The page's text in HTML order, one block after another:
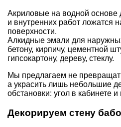
Акриловые на водной основе
и внутренних работ ложатся
поверхности.
Алкидные эмали для
бетону, кирпичу, цементной
гипсокартону, дереву, стеклу.
Мы предлагаем не
а украсить лишь небольшие
обстановки: угол в кабинете и
Декорируем стену